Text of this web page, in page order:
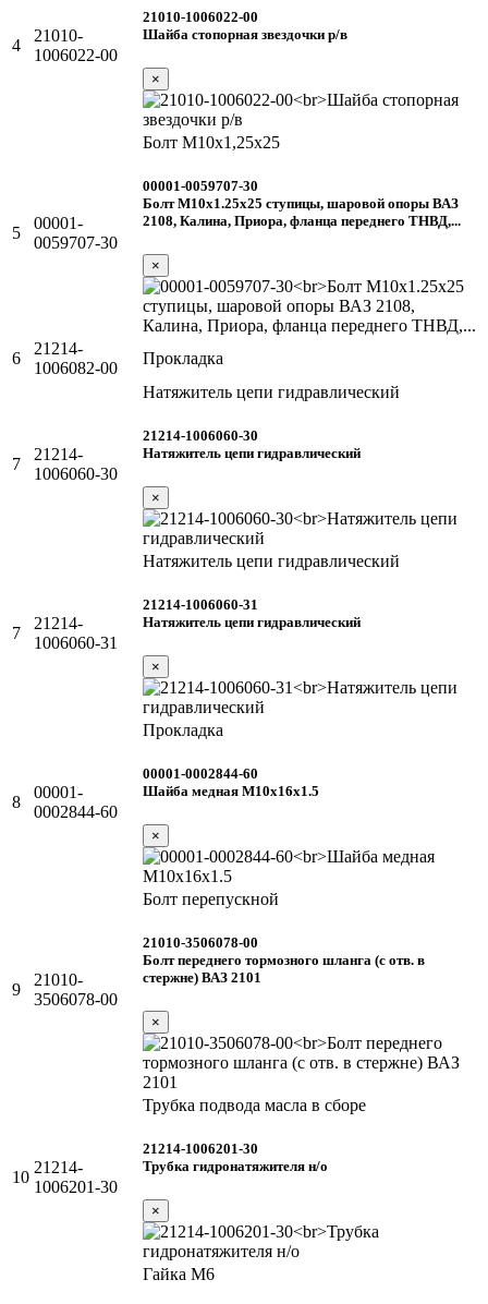
4
21010-
1006022-00
21010-1006022-00
Шайба стопорная звездочки р/в
×
5
00001-
0059707-30
Болт М10х1,25х25
00001-0059707-30
Болт М10х1.25х25 ступицы, шаровой опоры ВАЗ
2108, Калина, Приора, фланца переднего ТНВД,...
×
6
21214-
1006082-00
Прокладка
7
21214-
1006060-30
Натяжитель цепи гидравлический
21214-1006060-30
Натяжитель цепи гидравлический
×
7
21214-
1006060-31
Натяжитель цепи гидравлический
21214-1006060-31
Натяжитель цепи гидравлический
×
8
00001-
0002844-60
Прокладка
00001-0002844-60
Шайба медная М10х16х1.5
×
9
21010-
3506078-00
Болт перепускной
21010-3506078-00
Болт переднего тормозного шланга (с отв. в
стержне) ВАЗ 2101
×
10
21214-
1006201-30
Трубка подвода масла в сборе
21214-1006201-30
Трубка гидронатяжителя н/о
×
Гайка М6